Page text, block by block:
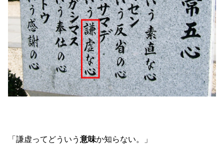
「謙虚ってどういう意味か知らない。」